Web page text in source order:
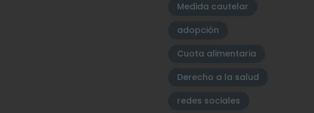
Medida cautelar
adopción
Cuota alimentaria
Derecho a la salud
redes sociales